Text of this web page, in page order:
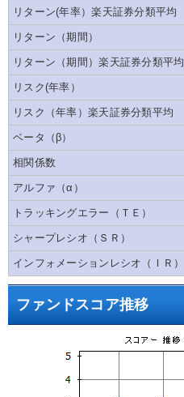
リターン(年率）楽天証券分類平均
リターン（期間）
リターン（期間）楽天証券分類平均
リスク(年率）
リスク（年率）楽天証券分類平均
ベータ（β）
相関係数
アルファ（α）
トラッキングエラー（ＴＥ）
シャープレシオ（ＳＲ）
インフォメーションレシオ（ＩＲ）
ファンドスコア推移